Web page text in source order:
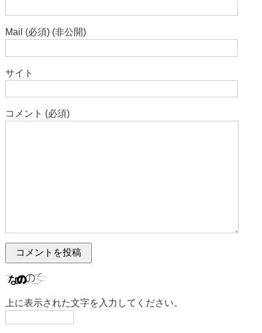
Mail (必須) (非公開)
サイト
コメント (必須)
上に表示された文字を入力してください。